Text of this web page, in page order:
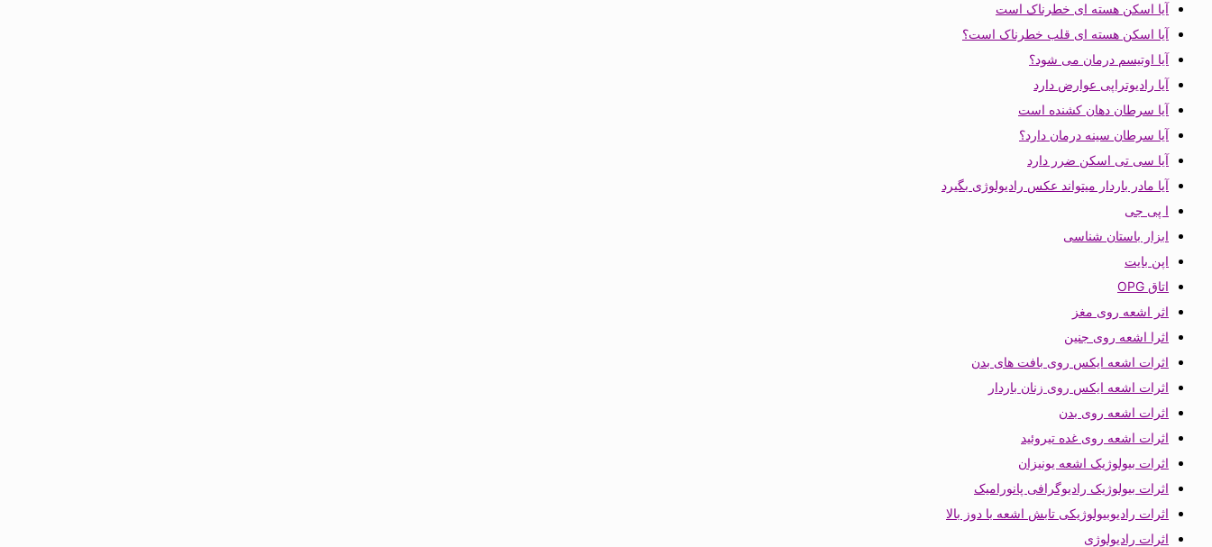
آیا اسکن هسته ای خطرناک است
آیا اسکن هسته ای قلب خطرناک است؟
آیا اوتیسم درمان می شود؟
آیا رادیوتراپی عوارض دارد
آیا سرطان دهان کشنده است
آیا سرطان سینه درمان دارد؟
آیا سی تی اسکن ضرر دارد
آیا مادر باردار میتواند عکس رادیولوژی بگیرد
ا پی جی
ابزار باستان شناسی
اپن بایت
اتاق OPG
اثر اشعه روی مغز
اثرا اشعه روی جنین
اثرات اشعه ایکس روی بافت های بدن
اثرات اشعه ایکس روی زنان باردار
اثرات اشعه روی بدن
اثرات اشعه روی غده تیروئید
اثرات بیولوژیک اشعه یونیزان
اثرات بیولوژیک رادیوگرافی پانورامیک
اثرات رادیوبیولوژیکی تابش اشعه با دوز بالا
اثرات رادیولوژی